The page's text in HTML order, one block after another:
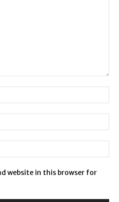
website in this browser for